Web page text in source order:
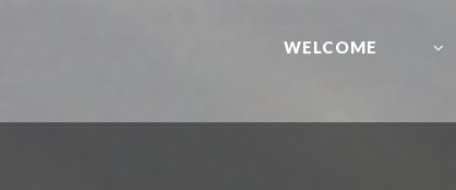
WELCOME